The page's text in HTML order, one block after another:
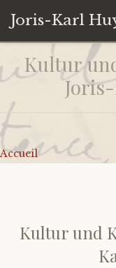
Joris-Karl
Accéder
au
principal
Accueil
Collection
Ouvrages
Catalogues
Univers
Kultur
Accueil
Kultur und